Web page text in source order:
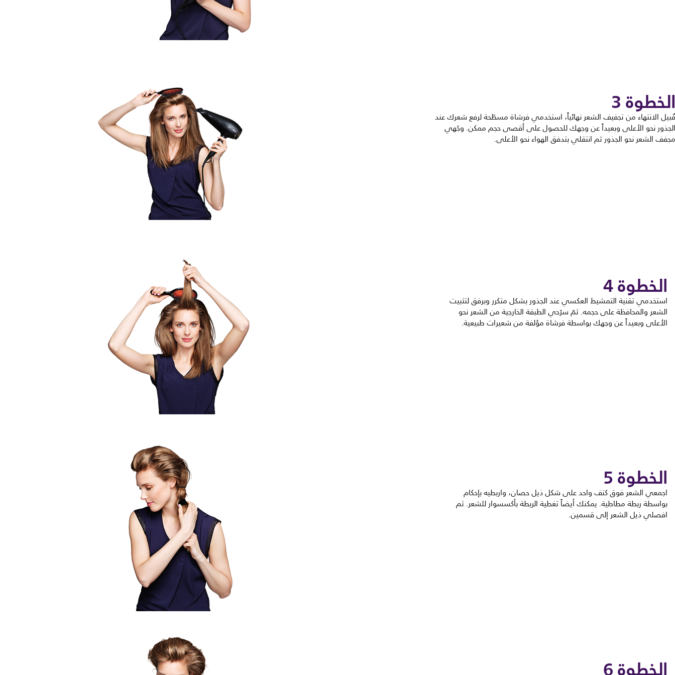
الخطوة 3
قُبيل الانتهاء من تجفيف الشعر نهائياً، استخدمي فرشاة مسطّحة لرفع شعرك عند
الجذور نحو الأعلى وبعيداً عن وجهك للحصول على أقصى حجم ممكن. وجّهي
مجفف الشعر نحو الجذور ثم انتقلي بتدفق الهواء نحو الأعلى.
الخطوة 4
استخدمي تقنية التمشيط العكسي عند الجذور بشكل متكرر وبرفق لتثبيت
الشعر والمحافظة على حجمه. ثمّ سرّحي الطبقة الخارجية من الشعر نحو
الأعلى وبعيداً عن وجهك بواسطة فرشاة مؤلفة من شعيرات طبيعية.
الخطوة 5
اجمعي الشعر فوق كتف واحد على شكل ذيل حصان، واربطيه بإحكام
بواسطة ربطة مطاطية. يمكنك أيضاً تغطية الربطة بأكسسوار للشعر. ثم
افصلي ذيل الشعر إلى قسمين.